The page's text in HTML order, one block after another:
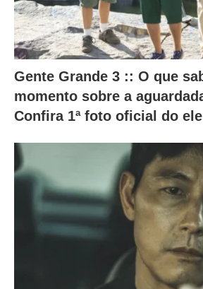
d
o
a
x
o
Gente Grande 3 :: O que
momento sobre a
Confira 1ª foto oficial do